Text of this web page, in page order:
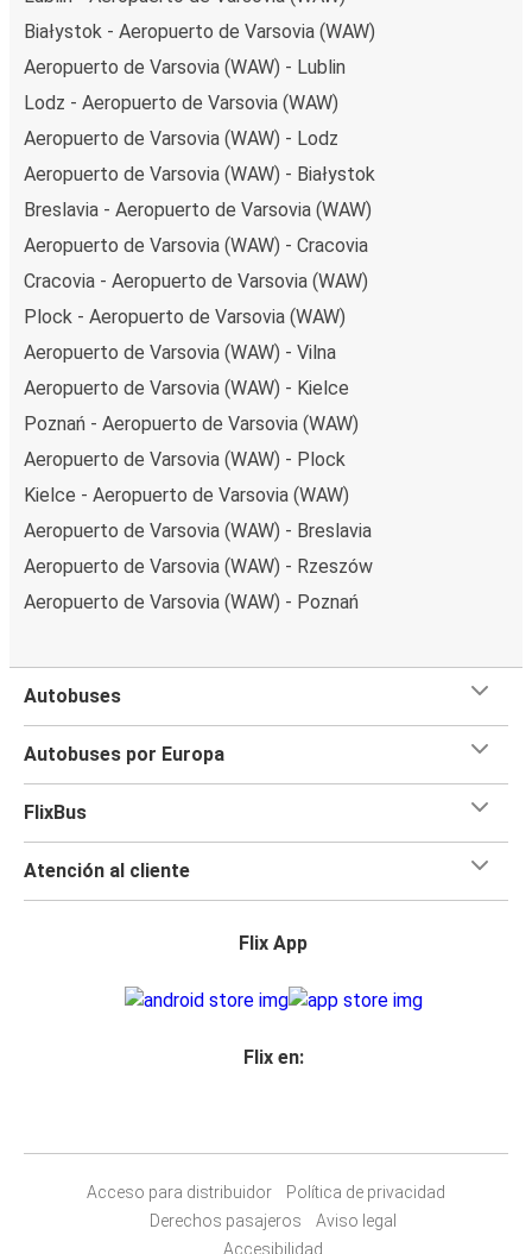
Białystok - Aeropuerto de Varsovia (WAW)
Aeropuerto de Varsovia (WAW) - Lublin
Lodz - Aeropuerto de Varsovia (WAW)
Aeropuerto de Varsovia (WAW) - Lodz
Aeropuerto de Varsovia (WAW) - Białystok
Breslavia - Aeropuerto de Varsovia (WAW)
Aeropuerto de Varsovia (WAW) - Cracovia
Cracovia - Aeropuerto de Varsovia (WAW)
Plock - Aeropuerto de Varsovia (WAW)
Aeropuerto de Varsovia (WAW) - Vilna
Aeropuerto de Varsovia (WAW) - Kielce
Poznań - Aeropuerto de Varsovia (WAW)
Aeropuerto de Varsovia (WAW) - Plock
Kielce - Aeropuerto de Varsovia (WAW)
Aeropuerto de Varsovia (WAW) - Breslavia
Aeropuerto de Varsovia (WAW) - Rzeszów
Aeropuerto de Varsovia (WAW) - Poznań
Autobuses
Autobuses por Europa
FlixBus
Atención al cliente
Flix App
Flix en:
Acceso para distribuidor
Política de privacidad
Derechos pasajeros
Aviso legal
Accesibilidad